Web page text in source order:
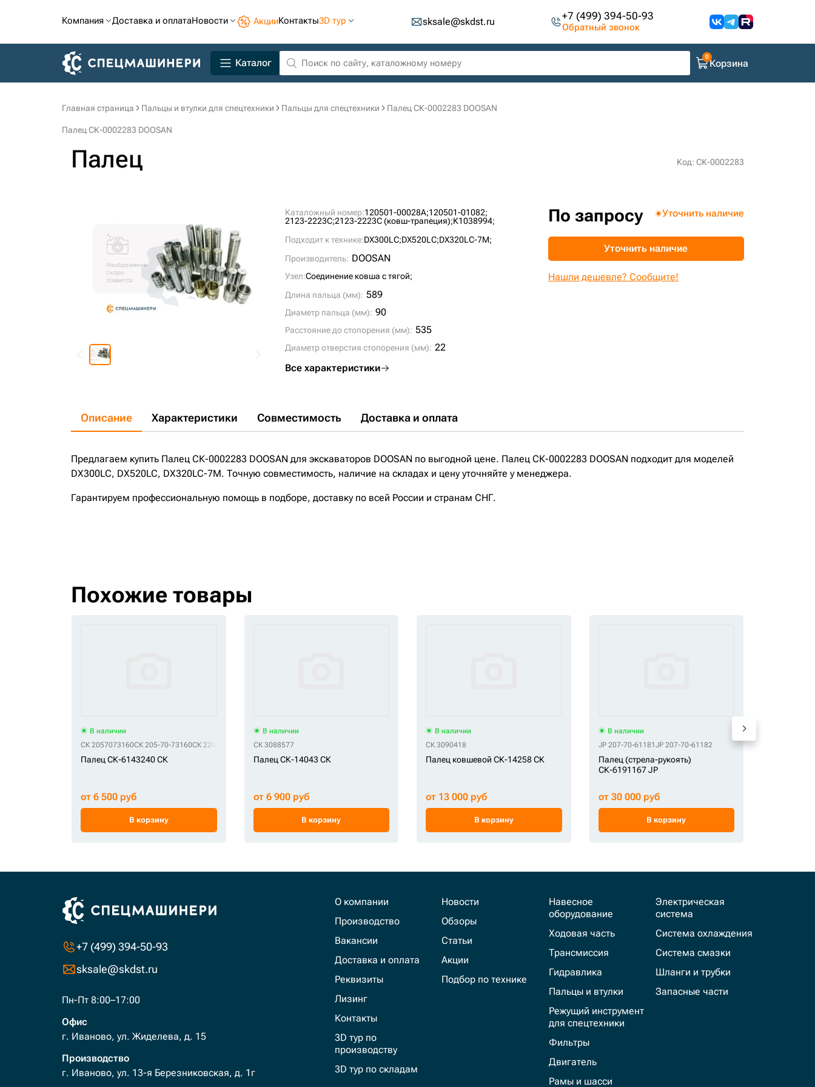
Компания Доставка и оплатаНовости АкцииКонтакты3D тур sksale@skdst.ru +7 (499) 394-50-93
Обратный звонок
Каталог Корзина
Главная страница Пальцы и втулки для спецтехники Пальцы для спецтехники Палец СК-0002283 DOOSAN
Палец СК-0002283 DOOSAN
Палец Код: СК-0002283
Каталожный номер:120501-00028A;120501-01082;
2123-2223C;2123-2223С (ковш-трапеция);K1038994;
Подходит к технике:DX300LC;DX520LC;DX320LC-7M;
Производитель: DOOSAN
Узел:Соединение ковша с тягой;
Длина пальца (мм): 589
Диаметр пальца (мм): 90
Расстояние до стопорения (мм): 535
Диаметр отверстия стопорения (мм): 22
Все характеристики
По запросу Уточнить наличие
Уточнить наличие
Нашли дешевле? Сообщите!
Описание Характеристики Совместимость Доставка и оплата
Предлагаем купить Палец СК-0002283 DOOSAN для экскаваторов DOOSAN по выгодной цене. Палец СК-0002283 DOOSAN подходит для моделей
DX300LC, DX520LC, DX320LC-7M. Точную совместимость, наличие на складах и цену уточняйте у менеджера.
Гарантируем профессиональную помощь в подборе, доставку по всей России и странам СНГ.
Похожие товары
В наличии
СК 2057073160СК 205-70-73160СК 22U7021190 СК 22U-70-21190 СК 22U-70-21191NKСК 22U-70-21192
Палец СК-6143240 СК
от 6 500 руб
В корзину
В наличии
СК 3088577
Палец СК-14043 СК
от 6 900 руб
В корзину
В наличии
СК 3090418
Палец ковшевой СК-14258 СК
от 13 000 руб
В корзину
В наличии
JP 207-70-61181JP 207-70-61182
Палец (стрела-рукоять)
СК-6191167 JP
от 30 000 руб
В корзину
+7 (499) 394-50-93
sksale@skdst.ru
Пн-Пт 8:00–17:00
Офис
г. Иваново, ул. Жиделева, д. 15
Производство
г. Иваново, ул. 13-я Березниковская, д. 1г
О компании
Производство
Вакансии
Доставка и оплата
Реквизиты
Лизинг
Контакты
3D тур по
производству
3D тур по складам
Новости
Обзоры
Статьи
Акции
Подбор по технике
Навесное
оборудование
Ходовая часть
Трансмиссия
Гидравлика
Пальцы и втулки
Режущий инструмент
для спецтехники
Фильтры
Двигатель
Рамы и шасси
Электрическая
система
Система охлаждения
Система смазки
Шланги и трубки
Запасные части